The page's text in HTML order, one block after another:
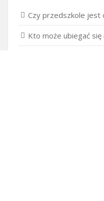
Czy przedszkole jest
Kto może ubiegać